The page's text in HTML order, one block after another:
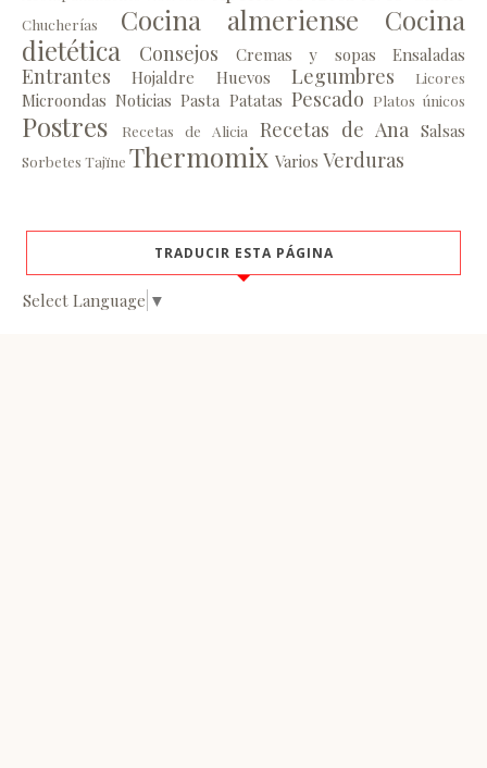
Chucherías Cocina almeriense
Cocina
dietética
Consejos Cremas y sopas Ensaladas
Entrantes Hojaldre Huevos Legumbres Licores
Microondas Noticias Pasta Patatas Pescado Platos únicos
Postres Recetas de Alicia Recetas de Ana Salsas
Sorbetes Tajïne Thermomix Varios Verduras
TRADUCIR ESTA PÁGINA
Select Language ▼